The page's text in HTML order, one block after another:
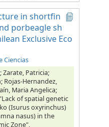
in shortfin
porbeagle sh
Exclusive Eco
Ciencias
Zarate, Patricia;
Rojas-Hernandez,
Maria Angelica;
of spatial genetic
(Isurus oxyrinchus)
nasus) in the
Zone",